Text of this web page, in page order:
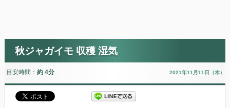
秋ジャガイモ 収穫 湿気
目安時間： 約 4分 2021年11月11日（木）